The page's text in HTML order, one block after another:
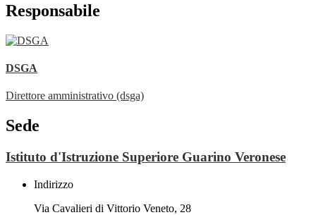
Responsabile
DSGA
Direttore amministrativo (dsga)
Sede
Istituto d'Istruzione Superiore Guarino Veronese
Indirizzo
Via Cavalieri di Vittorio Veneto, 28